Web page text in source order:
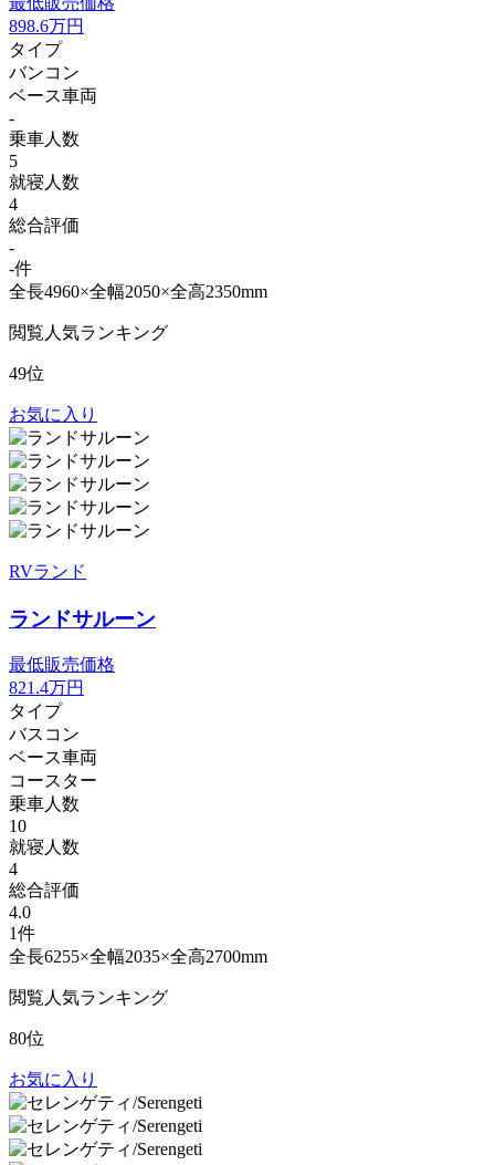
898.6万円
タイプ
バンコン
ベース車両
-
乗車人数
5
就寝人数
4
総合評価
-
-件
全長4960×全幅2050×全高2350mm
閲覧人気ランキング
49位
お気に入り
RVランド
ランドサルーン
最低販売価格
821.4万円
タイプ
バスコン
ベース車両
コースター
乗車人数
10
就寝人数
4
総合評価
4.0
1件
全長6255×全幅2035×全高2700mm
閲覧人気ランキング
80位
お気に入り